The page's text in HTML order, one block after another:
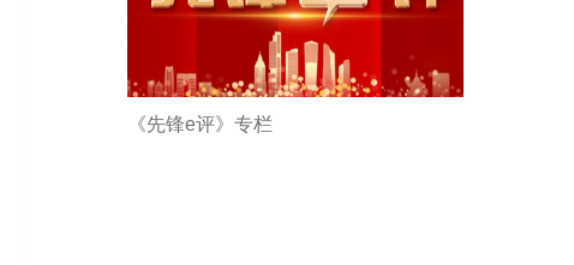
《先锋e评》专栏